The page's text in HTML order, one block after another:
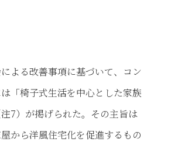
よる改善事項に基づいて、コン
「椅子式生活を中心とした家族
7）が掲げられた。その主旨は
から洋風住宅化を促進するもの